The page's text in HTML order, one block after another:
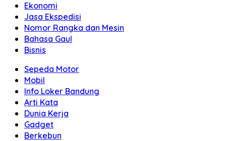
Ekonomi
Jasa Ekspedisi
Nomor Rangka dan Mesin
Bahasa Gaul
Bisnis
Sepeda Motor
Mobil
Info Loker Bandung
Arti Kata
Dunia Kerja
Gadget
Berkebun